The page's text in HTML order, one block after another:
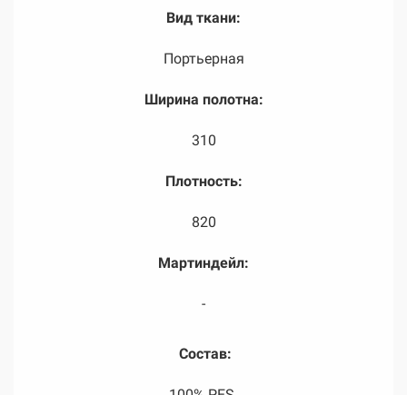
Вид ткани:
Портьерная
Ширина полотна:
310
Плотность:
820
Мартиндейл:
-
Состав: